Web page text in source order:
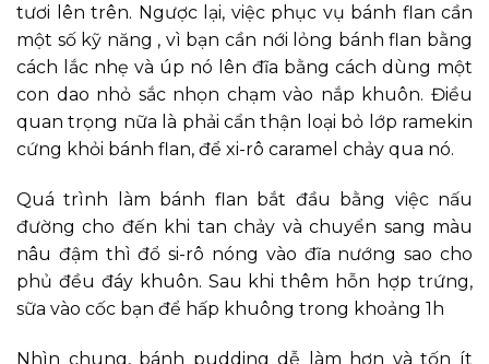
tươi lên trên. Ngược lại, việc phục vụ bánh flan cần
một số kỹ năng , vì bạn cần nới lỏng bánh flan bằng
cách lắc nhẹ và úp nó lên đĩa bằng cách dùng một
con dao nhỏ sắc nhọn chạm vào nắp khuôn. Điều
quan trọng nữa là phải cẩn thận loại bỏ lớp ramekin
cứng khỏi bánh flan, để xi-rô caramel chảy qua nó.
Quá trình làm bánh flan bắt đầu bằng việc nấu
đường cho đến khi tan chảy và chuyển sang màu
nâu đậm thì đổ si-rô nóng vào đĩa nướng sao cho
phủ đều đáy khuôn. Sau khi thêm hỗn hợp trứng,
sữa vào cốc bạn để hấp khuông trong khoảng 1h
Nhìn chung, bánh pudding dễ làm hơn và tốn ít